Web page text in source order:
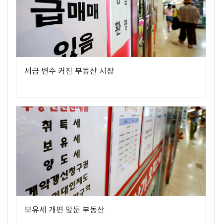
세금 변수 커진 부동산 시장
보유세 개편 앞둔 부동산